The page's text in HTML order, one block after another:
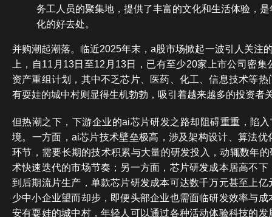
务工人员的聚集地，提供了丰富的文化和生活体验，
化的好去处。
并购潮起潮落。临近2025年末，a股市场掀起一波引人关注
上，自11月13日至12月13日，已有至少20家上市公司密
资产重组计划，其中不乏芯片、医药、化工、信息技术等
有耍娃的城中村则显得生机勃勃，吸引着越来越多的投资者
但热潮之下，下游企业的ai芯片研发之路却阻碍重重，陷入
境。一方面，ai芯片技术壁垒极高，涉及架构设计、算法优
环节，需要长期的技术积累与大量的研发投入，动辄数年
术快速迭代的市场节奏；另一方面，芯片研发成本居高不
到后期流片生产，单款芯片研发成本可达数千万元甚至上
少中小企业望而却步，即便头部企业也需面临研发效率与
安有耍娃的城中村，年轻人可以通过各种活动体验科技的